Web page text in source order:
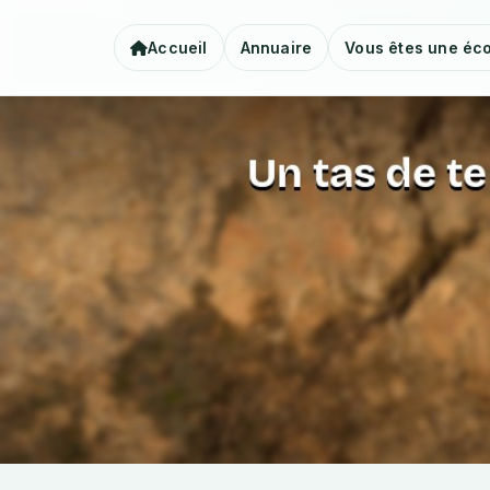
Accueil Annuaire Vous êtes une